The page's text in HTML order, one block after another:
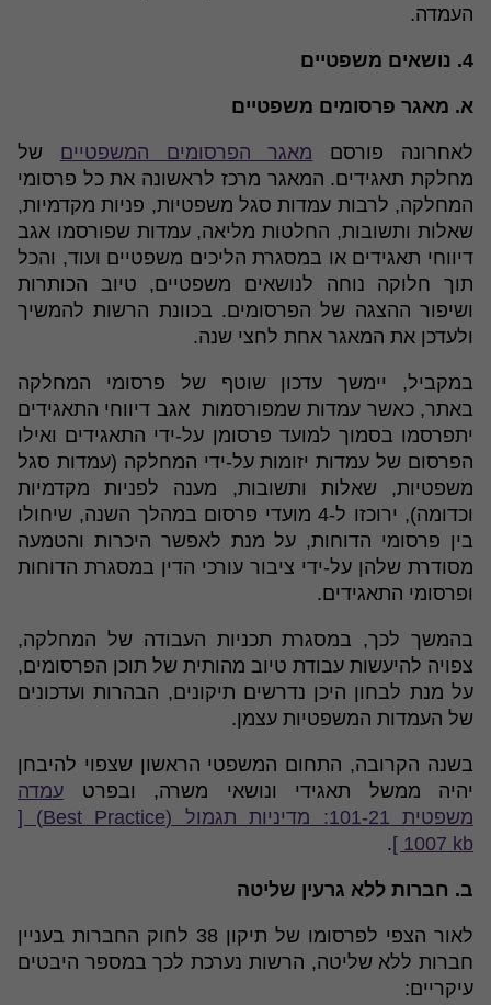
העמדה.
4. נושאים משפטיים
א. מאגר פרסומים משפטיים
לאחרונה פורסם מאגר הפרסומים המשפטיים של
מחלקת תאגידים. המאגר מרכז לראשונה את כל פרסומי
המחלקה, לרבות עמדות סגל משפטיות, פניות מקדמיות,
שאלות ותשובות, החלטות מליאה, עמדות שפורסמו אגב
דיווחי תאגידים או במסגרת הליכים משפטיים ועוד, והכל
תוך חלוקה נוחה לנושאים משפטיים, טיוב הכותרות
ושיפור ההצגה של הפרסומים. בכוונת הרשות להמשיך
ולעדכן את המאגר אחת לחצי שנה.
במקביל, יימשך עדכון שוטף של פרסומי המחלקה
באתר, כאשר עמדות שמפורסמות אגב דיווחי התאגידים
יתפרסמו בסמוך למועד פרסומן על-ידי התאגידים ואילו
הפרסום של עמדות יזומות על-ידי המחלקה (עמדות סגל
משפטיות, שאלות ותשובות, מענה לפניות מקדמיות
וכדומה), ירוכזו ל-4 מועדי פרסום במהלך השנה, שיחולו
בין פרסומי הדוחות, על מנת לאפשר היכרות והטמעה
מסודרת שלהן על-ידי ציבור עורכי הדין במסגרת הדוחות
ופרסומי התאגידים.
בהמשך לכך, במסגרת תכניות העבודה של המחלקה,
צפויה להיעשות עבודת טיוב מהותית של תוכן הפרסומים,
על מנת לבחון היכן נדרשים תיקונים, הבהרות ועדכונים
של העמדות המשפטיות עצמן.
בשנה הקרובה, התחום המשפטי הראשון שצפוי להיבחן
יהיה ממשל תאגידי ונושאי משרה, ובפרט עמדה
משפטית 101-21: מדיניות תגמול (Best Practice) [
1007 kb ]
.
ב. חברות ללא גרעין שליטה
לאור הצפי לפרסומו של תיקון 38 לחוק החברות בעניין
חברות ללא שליטה, הרשות נערכת לכך במספר היבטים
עיקריים: